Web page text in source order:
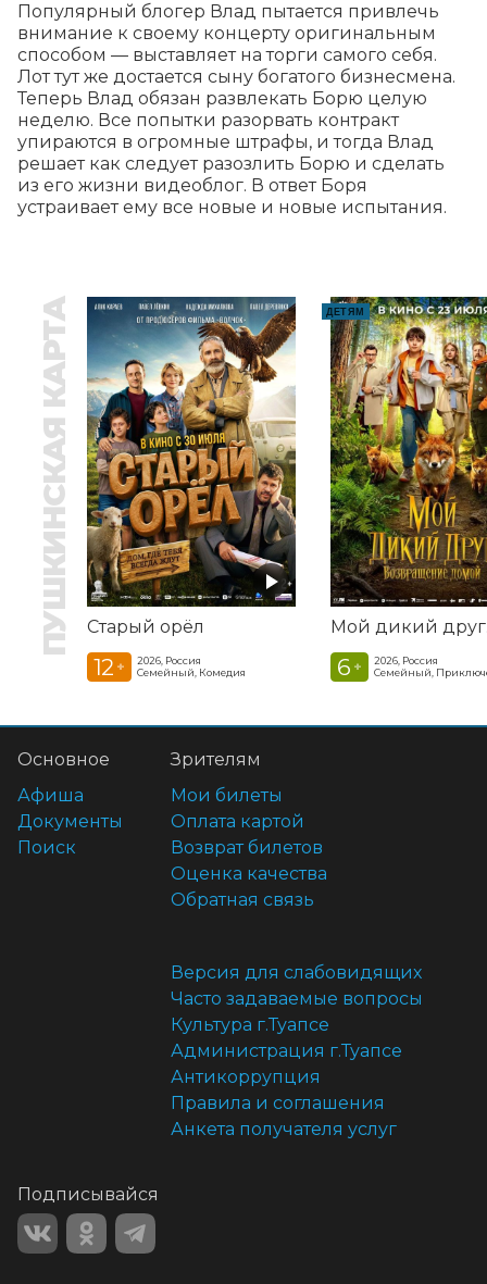
Популярный блогер Влад пытается привлечь
внимание к своему концерту оригинальным
способом — выставляет на торги самого себя.
Лот тут же достается сыну богатого бизнесмена.
Теперь Влад обязан развлекать Борю целую
неделю. Все попытки разорвать контракт
упираются в огромные штрафы, и тогда Влад
решает как следует разозлить Борю и сделать
из его жизни видеоблог. В ответ Боря
устраивает ему все новые и новые испытания.
ПУШКИНСКАЯ КАРТА Старый орёл
12 +
2026, Россия
Семейный, Комедия
ДЕТЯМ
6 +
2026, Россия
Семейный,
Основное
Афиша
Документы
Поиск
Зрителям
Мои билеты
Оплата картой
Возврат билетов
Оценка качества
Обратная связь
Версия для слабовидящих
Часто задаваемые вопросы
Культура г.Туапсе
Администрация г.Туапсе
Антикоррупция
Правила и соглашения
Анкета получателя услуг
Подписывайся